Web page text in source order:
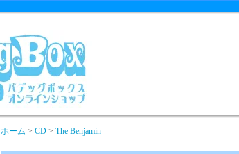
ホーム > CD > The Benjamin